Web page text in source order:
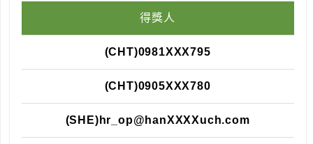
得獎人
(CHT)0981XXX795
(CHT)0905XXX780
(SHE)hr_op@hanXXXXuch.com